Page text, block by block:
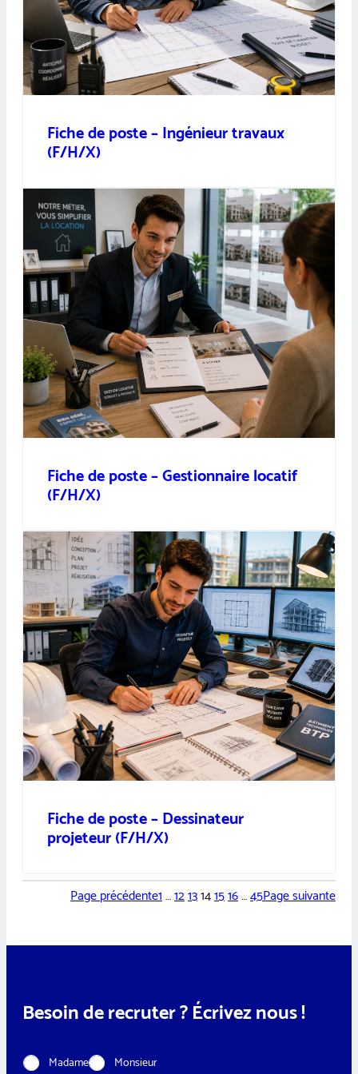
Fiche de poste – Ingénieur travaux
(F/H/X)
Fiche de poste – Gestionnaire locatif
(F/H/X)
Fiche de poste – Dessinateur
projeteur (F/H/X)
Page précédente1…1213141516…45Page suivante
Besoin de recruter ? Écrivez nous !
C Madame Monsieur